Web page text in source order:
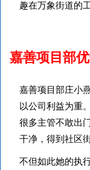
趣在万象街道的
嘉善项目部
嘉善项目 部庄小
以公司利益为重
很多主管不敢出
干净，得到社区
不但如此她的执